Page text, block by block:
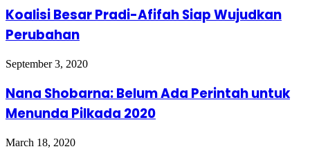
Koalisi Besar Pradi-Afifah Siap Wujudkan
Perubahan
September 3, 2020
Nana Shobarna: Belum Ada Perintah untuk
Menunda Pilkada 2020
March 18, 2020